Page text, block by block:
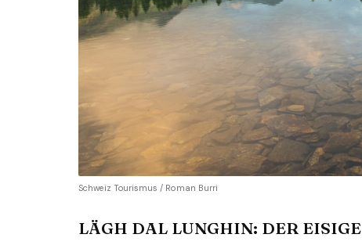
Schweiz Tourismus / Roman Burri
LÄGH DAL LUNGHIN: DER EISIGE